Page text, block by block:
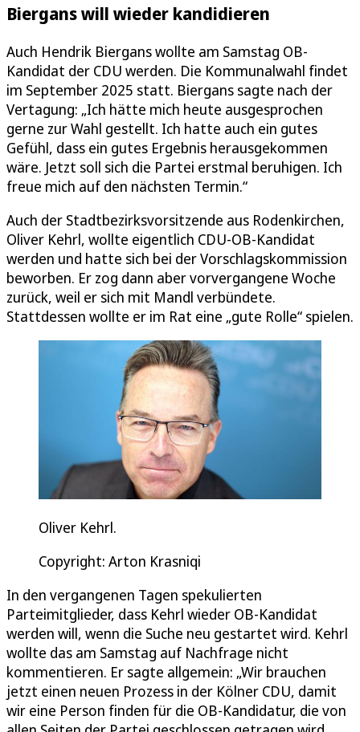
Biergans will wieder kandidieren
Auch Hendrik Biergans wollte am Samstag OB-
Kandidat der CDU werden. Die Kommunalwahl findet
im September 2025 statt. Biergans sagte nach der
Vertagung: „Ich hätte mich heute ausgesprochen
gerne zur Wahl gestellt. Ich hatte auch ein gutes
Gefühl, dass ein gutes Ergebnis herausgekommen
wäre. Jetzt soll sich die Partei erstmal beruhigen. Ich
freue mich auf den nächsten Termin.“
Auch der Stadtbezirksvorsitzende aus Rodenkirchen,
Oliver Kehrl, wollte eigentlich CDU-OB-Kandidat
werden und hatte sich bei der Vorschlagskommission
beworben. Er zog dann aber vorvergangene Woche
zurück, weil er sich mit Mandl verbündete.
Stattdessen wollte er im Rat eine „gute Rolle“ spielen.
Oliver Kehrl.
Copyright: Arton Krasniqi
In den vergangenen Tagen spekulierten
Parteimitglieder, dass Kehrl wieder OB-Kandidat
werden will, wenn die Suche neu gestartet wird. Kehrl
wollte das am Samstag auf Nachfrage nicht
kommentieren. Er sagte allgemein: „Wir brauchen
jetzt einen neuen Prozess in der Kölner CDU, damit
wir eine Person finden für die OB-Kandidatur, die von